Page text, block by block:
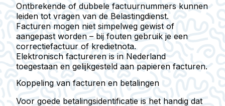
Ontbrekende of dubbele factuurnummers kunnen
leiden tot vragen van de Belastingdienst.
Facturen mogen niet simpelweg gewist of
aangepast worden – bij fouten gebruik je een
correctie­factuur of kredietnota.
Elektronisch factureren is in Nederland
toegestaan en gelijkgesteld aan papieren facturen.
Koppeling van facturen en betalingen
Voor goede betalings­identificatie is het handig dat